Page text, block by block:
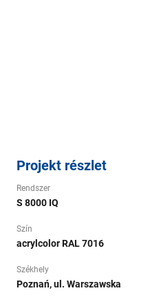
Projekt részlet
Rendszer
S 8000 IQ
Szín
acrylcolor RAL 7016
Székhely
Poznań, ul. Warszawska